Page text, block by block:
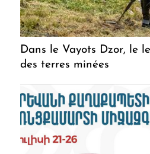
Dans le Vayots Dzor, le
des terres minées